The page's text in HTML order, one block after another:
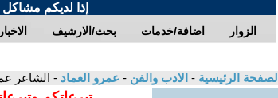
إذا لديكم مشاكل
الاخبار بحث/الارشيف اضافة/خدمات الزوار
الصفحة الرئيسية - الادب والفن - عمرو العماد - الشاعر